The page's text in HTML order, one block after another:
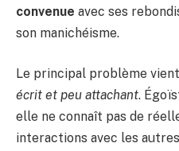
convenue avec ses
son manichéisme.
Le principal problème
écrit et peu attachant.
elle ne connaît pas de
interactions avec les